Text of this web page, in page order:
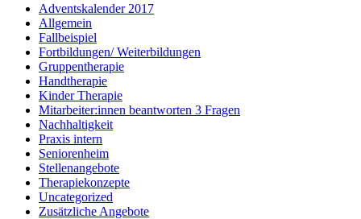
Adventskalender 2017
Allgemein
Fallbeispiel
Fortbildungen/ Weiterbildungen
Gruppentherapie
Handtherapie
Kinder Therapie
Mitarbeiter:innen beantworten 3 Fragen
Nachhaltigkeit
Praxis intern
Seniorenheim
Stellenangebote
Therapiekonzepte
Uncategorized
Zusätzliche Angebote